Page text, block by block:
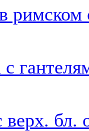
римском
с
верх. бл.